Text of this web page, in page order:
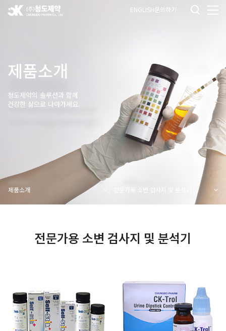
ENGLISH문의하기
제품소개
청도제약의 솔루션과 함께
건강한 삶으로 나아가세요.
제품소개 전문가용 소변 검사지 및 분석기
전문가용 소변 검사지 및 분석기